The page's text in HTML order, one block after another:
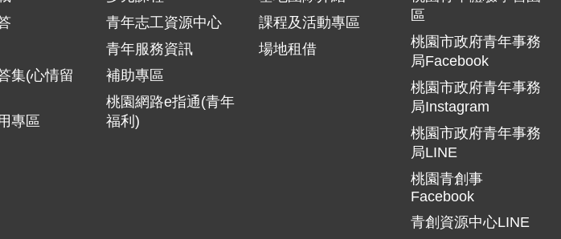
集(心情留
專區
青年志工資源中心
青年服務資訊
補助專區
桃園網路e指通(青年
福利)
課程及活動專區
場地租借
區
桃園市政府青年事務
局Facebook
桃園市政府青年事務
局Instagram
桃園市政府青年事務
局LINE
桃園青創事
Facebook
青創資源中心LINE